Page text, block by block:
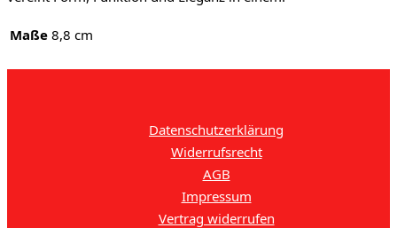
Maße 8,8 cm
Datenschutzerklärung
Widerrufsrecht
AGB
Impressum
Vertrag widerrufen